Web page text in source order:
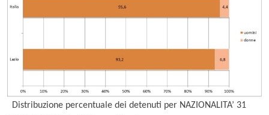
Distribuzione percentuale dei detenuti per NAZIONALITA’ 31